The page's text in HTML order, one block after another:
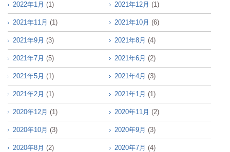
2022年1月 (1) 2021年12月 (1)
2021年11月 (1) 2021年10月 (6)
2021年9月 (3) 2021年8月 (4)
2021年7月 (5) 2021年6月 (2)
2021年5月 (1) 2021年4月 (3)
2021年2月 (1) 2021年1月 (1)
2020年12月 (1) 2020年11月 (2)
2020年10月 (3) 2020年9月 (3)
2020年8月 (2) 2020年7月 (4)